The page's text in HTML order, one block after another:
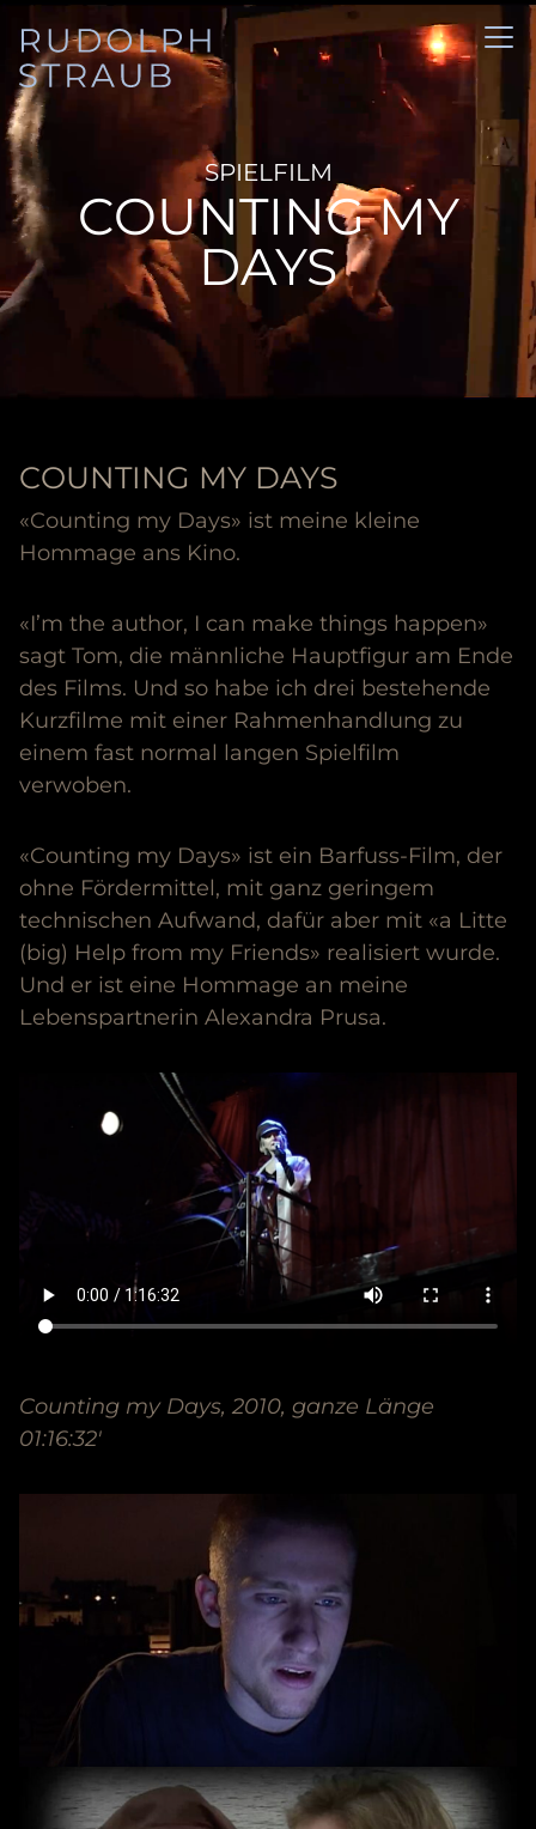
COUNTING MY
DAYS
SPIELFILM
COUNTING MY DAYS
«Counting my Days» ist meine kleine
Hommage ans Kino.
«I’m the author, I can make things happen»
sagt Tom, die männliche Hauptfigur am Ende
des Films. Und so habe ich drei bestehende
Kurzfilme mit einer Rahmenhandlung zu
einem fast normal langen Spielfilm
verwoben.
«Counting my Days» ist ein Barfuss-Film, der
ohne Fördermittel, mit ganz geringem
technischen Aufwand, dafür aber mit «a Litte
(big) Help from my Friends» realisiert wurde.
Und er ist eine Hommage an meine
Lebenspartnerin Alexandra Prusa.
Counting my Days, 2010, ganze Länge
01:16:32′